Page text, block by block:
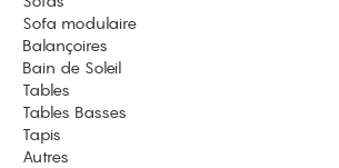
Sofa modulaire
Balançoires
Bain de Soleil
Tables
Tables Basses
Tapis
Autres